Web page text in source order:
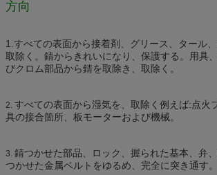
方向
1. すべての表面から接着剤、グリース、タール、
取除く。錆からきれいになり、保護する。用具
びクロム部品から錆を取除き、取除く。
2. すべての表面から湿気を、取除く例えば:点火
具の接合箇所、板モーターおよび機械。
3. 錆つかせた部品、ロック、握られた基本、弁
つかせた金属ベルトをゆるめ、完全に突き通す。